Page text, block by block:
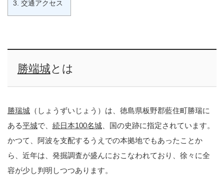
3. 交通アクセス
勝端城とは
勝瑞城 （しょうずいじょう）は、徳島県板野郡藍住町勝瑞に
ある平城で、 続日本100名城 、国の史跡に指定されています。
かつて、阿波を支配するうえでの本拠地でもあったことか
ら、近年は、発掘調査が盛んにおこなわれており、徐々に全
容が少し判明しつつあります。